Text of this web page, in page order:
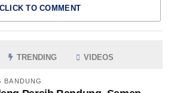
CLICK TO COMMENT
TRENDING VIDEOS
BANDUNG